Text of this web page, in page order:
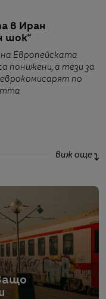
в Иран
шок“
Европейската
понижени, а тези за
по
виж още